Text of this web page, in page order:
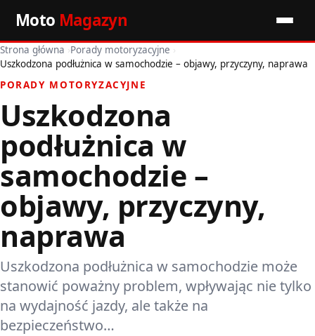
Moto Magazyn
Start
Wiadomości
Premiery
Porady motoryzacyjne
Pozostałe artykuły
Strona główna ›Porady motoryzacyjne ›
Uszkodzona podłużnica w samochodzie – objawy, przyczyny, naprawa
PORADY MOTORYZACYJNE
Uszkodzona
podłużnica w
samochodzie –
objawy, przyczyny,
naprawa
Uszkodzona podłużnica w samochodzie może
stanowić poważny problem, wpływając nie tylko
na wydajność jazdy, ale także na
bezpieczeństwo…